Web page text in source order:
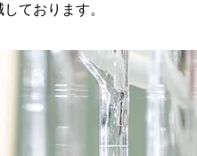
ております。